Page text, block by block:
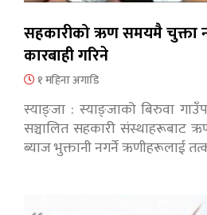
सहकारीको ऋण समयमै चुक्ता
कारबाही गरिने
१ महिना अगाडि
स्याङ्जा : स्याङ्जाको बिरुवा
सञ्चालित सहकारी संस्थाहरूबाट
ब्याज भुक्तानी नगर्ने ऋणीहरूलाई